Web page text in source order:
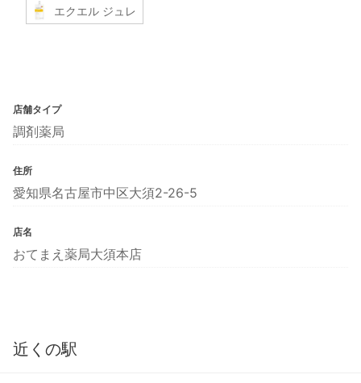
エクエル ジュレ
店舗タイプ
調剤薬局
住所
愛知県名古屋市中区大須2-26-5
店名
おてまえ薬局大須本店
近くの駅